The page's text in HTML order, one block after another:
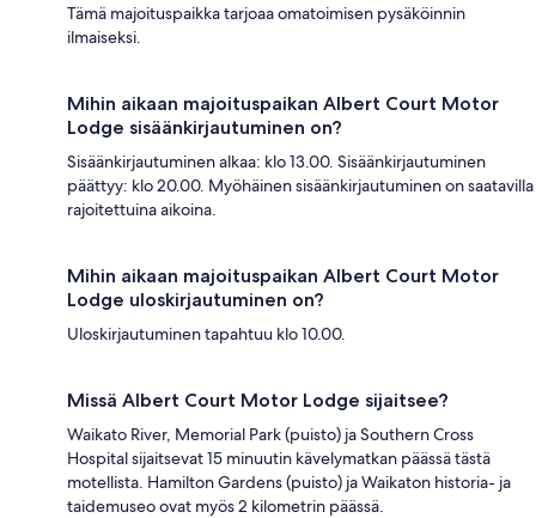
Tämä majoituspaikka tarjoaa omatoimisen pysäköinnin
ilmaiseksi.
Mihin aikaan majoituspaikan Albert Court Motor
Lodge sisäänkirjautuminen on?
Sisäänkirjautuminen alkaa: klo 13.00. Sisäänkirjautuminen
päättyy: klo 20.00. Myöhäinen sisäänkirjautuminen on saatavilla
rajoitettuina aikoina.
Mihin aikaan majoituspaikan Albert Court Motor
Lodge uloskirjautuminen on?
Uloskirjautuminen tapahtuu klo 10.00.
Missä Albert Court Motor Lodge sijaitsee?
Waikato River, Memorial Park (puisto) ja Southern Cross
Hospital sijaitsevat 15 minuutin kävelymatkan päässä tästä
motellista. Hamilton Gardens (puisto) ja Waikaton historia- ja
taidemuseo ovat myös 2 kilometrin päässä.